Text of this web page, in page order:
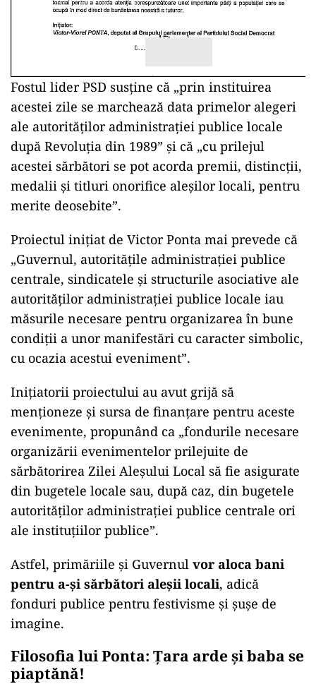
Fostul lider PSD susține că „prin instituirea
acestei zile se marchează data primelor alegeri
ale autorităților administrației publice locale
după Revoluția din 1989” și că „cu prilejul
acestei sărbători se pot acorda premii, distincții,
medalii și titluri onorifice aleșilor locali, pentru
merite deosebite”.
Proiectul inițiat de Victor Ponta mai prevede că
„Guvernul, autoritățile administrației publice
centrale, sindicatele și structurile asociative ale
autorităților administrației publice locale iau
măsurile necesare pentru organizarea în bune
condiții a unor manifestări cu caracter simbolic,
cu ocazia acestui eveniment”.
Inițiatorii proiectului au avut grijă să
menționeze și sursa de finanțare pentru aceste
evenimente, propunând ca „fondurile necesare
organizării evenimentelor prilejuite de
sărbătorirea Zilei Aleșului Local să fie asigurate
din bugetele locale sau, după caz, din bugetele
autorităților administrației publice centrale ori
ale instituțiilor publice”.
Astfel, primăriile și Guvernul vor aloca bani
pentru a-și sărbători aleșii locali, adică
fonduri publice pentru festivisme și șușe de
imagine.
Filosofia lui Ponta: Țara arde și baba se
piaptănă!